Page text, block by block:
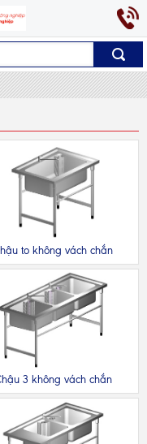
to không vách chắn
3 không vách chắn